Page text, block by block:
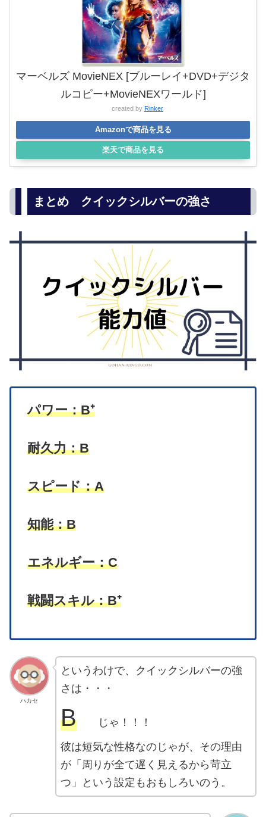
マーベルズ MovieNEX [ブルーレイ+DVD+デジタ
ルコピー+MovieNEXワールド]
created by Rinker
Amazonで商品を見る
楽天で商品を見る
まとめ クイックシルバーの強さ
パワー：B⁺
耐久力：B
スピード：A
知能：B
エネルギー：C
戦闘スキル：B⁺
ハカセ
というわけで、クイックシルバーの強
さは・・・
Bじゃ！！！
彼は短気な性格なのじゃが、その理由
が「周りが全て遅く見えるから苛立
つ」という設定もおもしろいのう。